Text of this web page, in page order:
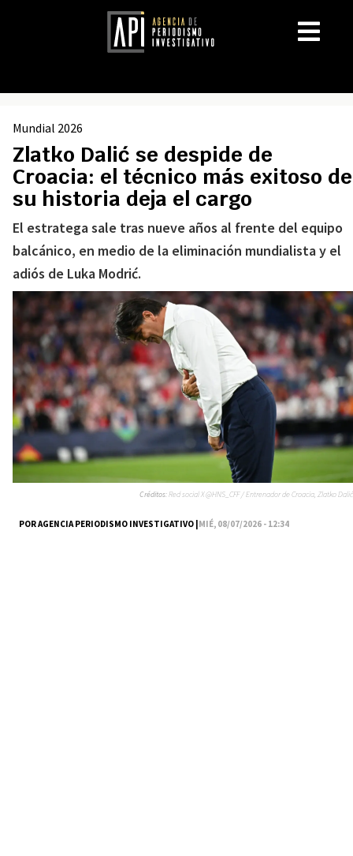
Mundial 2026
Zlatko Dalić se despide de
Croacia: el técnico más exitoso de
su historia deja el cargo
El estratega sale tras nueve años al frente del equipo
balcánico, en medio de la eliminación mundialista y el
adiós de Luka Modrić.
POR AGENCIA PERIODISMO INVESTIGATIVO |MIÉ, 08/07/2026 - 12:34
Créditos:Red social X @HNS_CFF / Entrenador de Croacia, Zlatko Dalić